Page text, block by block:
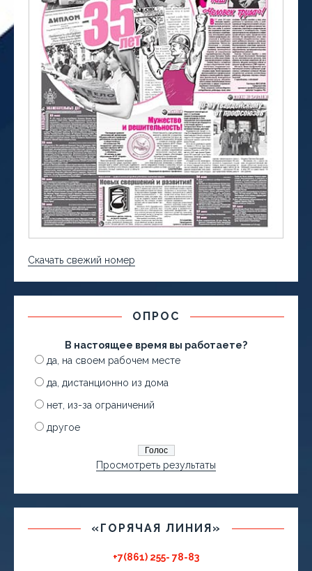
Скачать свежий номер
ОПРОС
В настоящее время вы работаете?
да, на своем рабочем месте
да, дистанционно из дома
нет, из-за ограничений
другое
Просмотреть результаты
«ГОРЯЧАЯ ЛИНИЯ»
+7(861) 255- 78-83